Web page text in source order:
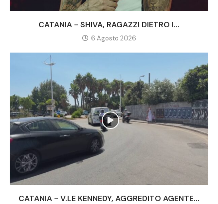
CATANIA - SHIVA, RAGAZZI DIETRO I...
6 Agosto 2026
CATANIA - V.LE KENNEDY, AGGREDITO AGENTE...